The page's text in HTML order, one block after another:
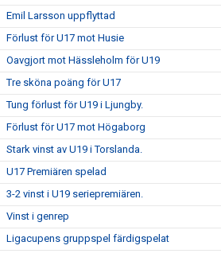
Emil Larsson uppflyttad
Förlust för U17 mot Husie
Oavgjort mot Hässleholm för U19
Tre sköna poäng för U17
Tung förlust för U19 i Ljungby.
Förlust för U17 mot Högaborg
Stark vinst av U19 i Torslanda.
U17 Premiären spelad
3-2 vinst i U19 seriepremiären.
Vinst i genrep
Ligacupens gruppspel färdigspelat